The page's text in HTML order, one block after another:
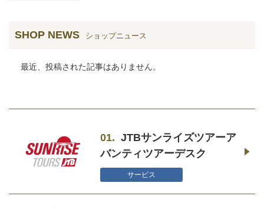
SHOP NEWS ショップニュース
最近、投稿された記事はありません。
01. JTBサンライズツアーア
バンティツアーデスク
サービス